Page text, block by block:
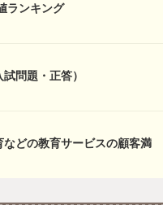
ランキング
問題・正答）
などの教育サービスの顧客満